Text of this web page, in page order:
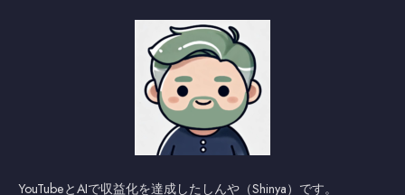
YouTubeとAIで収益化を達成したしんや（Shinya）です。